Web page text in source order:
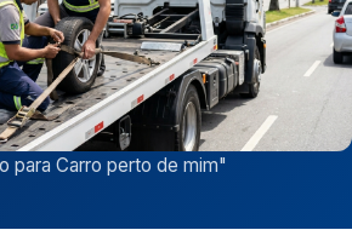
para Carro perto de mim"